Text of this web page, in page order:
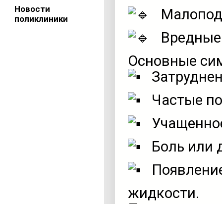
Новости
поликлиники
Основные
Частые
Боль или
жидкости.